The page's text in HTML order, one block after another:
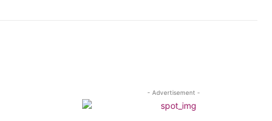
- Advertisement -